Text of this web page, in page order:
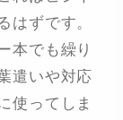
はずです。
本でも繰り
遣いや対応
使ってしま